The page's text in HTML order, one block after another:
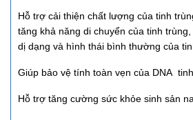
Hỗ trợ cải thiện chất lượng của tinh
tăng khả năng di chuyển của tinh
dị dạng và hình thái bình thường của
Giúp bảo vệ tính toàn vẹn của DNA
Hỗ trợ tăng cường sức khỏe sinh sản